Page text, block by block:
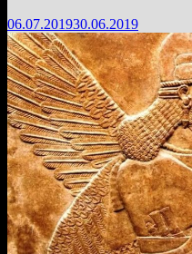
06.07.201930.06.2019